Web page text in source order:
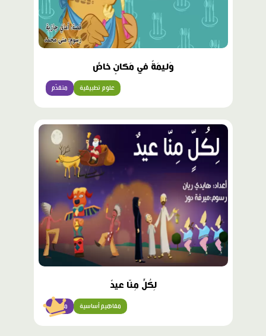
وَليمَةٌ في مَكانٍ خاصٍّ
متقدّم علوم تطبيقية
محتوى
مميّز
لِكُلٍّ مِنّا عيدٌ
متقدّم مفاهيم أساسية